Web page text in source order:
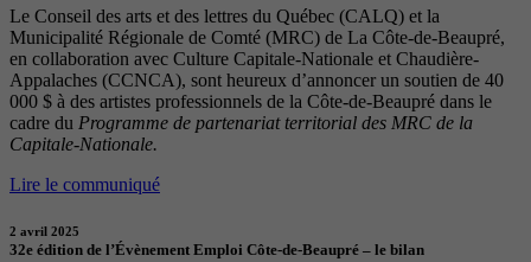
Le Conseil des arts et des lettres du Québec (CALQ) et la
Municipalité Régionale de Comté (MRC) de La Côte-de-Beaupré,
en collaboration avec Culture Capitale-Nationale et Chaudière-
Appalaches (CCNCA), sont heureux d’annoncer un soutien de 40
000 $ à des artistes professionnels de la Côte-de-Beaupré dans le
cadre du Programme de partenariat territorial des MRC de la
Capitale-Nationale.
Lire le communiqué
2 avril 2025
32e édition de l’Évènement Emploi Côte-de-Beaupré – le bilan